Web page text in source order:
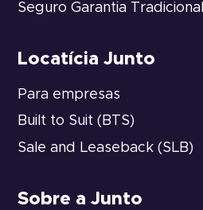
Seguro Garantia Tradicional
Locatícia Junto
Para empresas
Built to Suit (BTS)
Sale and Leaseback (SLB)
Sobre a Junto